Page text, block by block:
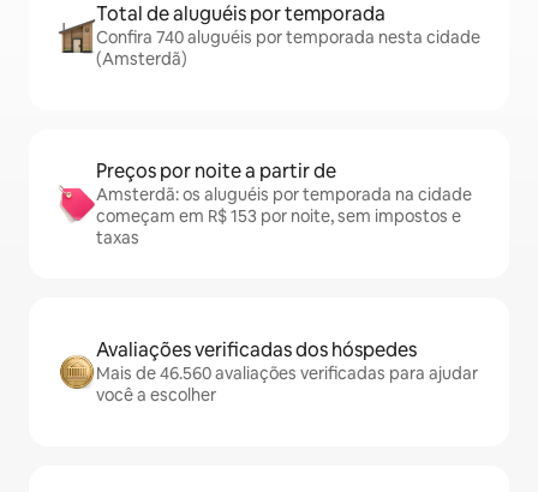
Total de aluguéis por temporada
Confira 740 aluguéis por temporada nesta cidade
(Amsterdã)
Preços por noite a partir de
Amsterdã: os aluguéis por temporada na cidade
começam em R$ 153 por noite, sem impostos e
taxas
Avaliações verificadas dos hóspedes
Mais de 46.560 avaliações verificadas para ajudar
você a escolher